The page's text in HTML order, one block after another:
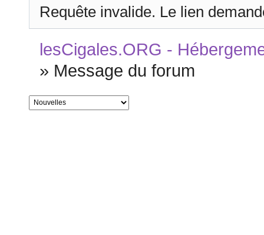
Requête invalide. Le lien
lesCigales.ORG -
» Message du forum